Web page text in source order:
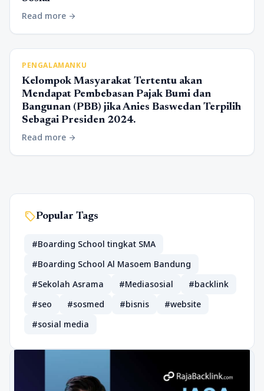
Read more arrow_forward
PENGALAMANKU
Kelompok Masyarakat Tertentu akan
Mendapat Pembebasan Pajak Bumi dan
Bangunan (PBB) jika Anies Baswedan Terpilih
Sebagai Presiden 2024.
Read more arrow_forward
sellPopular Tags
#Boarding School tingkat SMA
#Boarding School Al Masoem Bandung
#Sekolah Asrama
#Mediasosial
#backlink
#seo
#sosmed #bisnis
#website
#sosial media